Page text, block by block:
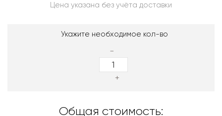
Цена указана без учёта доставки
Укажите необходимое кол-во
-
+
Общая стоимость: